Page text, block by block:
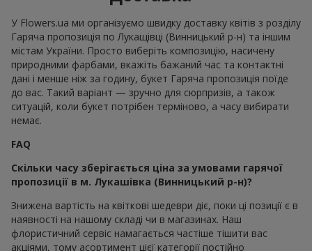
У Flowers.ua ми організуємо швидку доставку квітів з розділу
Гаряча пропозиція по Лукащівці (Винницький р-н) та іншим
містам України. Просто виберіть композицію, насичену
природними фарбами, вкажіть бажаний час та контактні
дані і менше ніж за годину, букет Гаряча пропозиція поїде
до вас. Такий варіант — зручно для сюрпризів, а також
ситуацій, коли букет потрібен терміново, а часу вибирати
немає.
FAQ
Скільки часу зберігається ціна за умовами гарячої
пропозиції в м. Лукашівка (Винницький р-н)?
Знижена вартість на квіткові шедеври діє, поки ці позиції є в
наявності на нашому складі чи в магазинах. Наш
флористичний сервіс намагається частіше тішити вас
акціями, тому асортимент цієї категорії постійно